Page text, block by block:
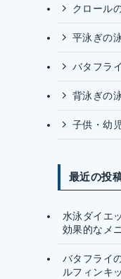
クロール
平泳ぎの
バタフラ
背泳ぎの
子供・幼
最近の投
水泳ダイエ
効果的なメ
バタフライ
ルフィンキ